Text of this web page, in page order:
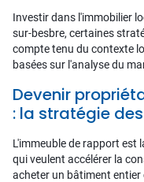
Investir dans l'immobilier
sur-besbre, certaines
compte tenu du contexte
basées sur l'analyse du
Devenir
: la stratégie
L'immeuble de rapport est
qui veulent accélérer la
acheter un bâtiment